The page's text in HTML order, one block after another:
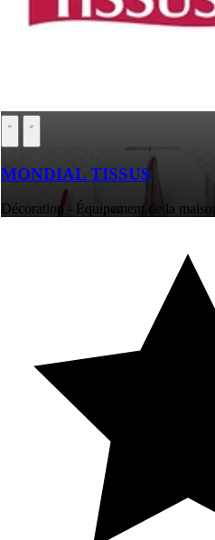
MONDIAL TISSUS
Décoration - Équipement de la maison